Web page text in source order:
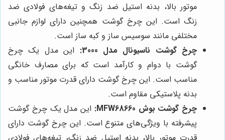
موتور بالا، بدنه استیل ضد زنگ و تیغه‌های فولادی ضد
زنگ است. این چرخ گوشت همچنین دارای لوازم جانبی
مختلفی مانند سوسیس ساز و کبه ساز است.
چرخ گوشت ناسیونال مدل 3000:
این مدل یک چرخ
گوشت با دوام و کارآمد است که برای مصارف خانگی
مناسب است. این چرخ گوشت دارای قدرت موتور مناسب و
بدنه پلاستیکی مقاوم است.
چرخ گوشت بوش MFW68660:
این مدل یک چرخ گوشت
پیشرفته با ویژگی‌های متنوع است. این چرخ گوشت دارای